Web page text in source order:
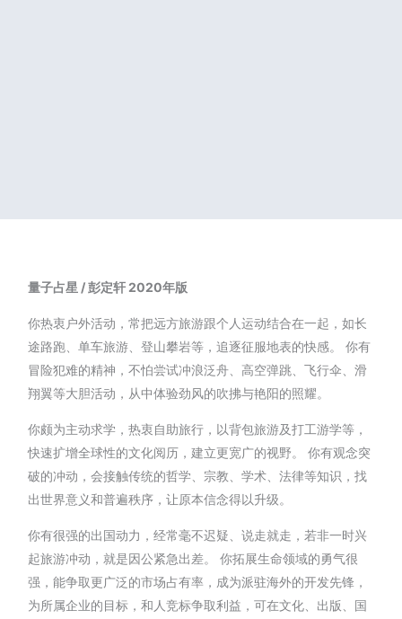
量子占星 /彭定轩 2020年版
你热衷户外活动，常把远方旅游跟个人运动结合在一起，如长
途路跑、单车旅游、登山攀岩等，追逐征服地表的快感。 你有
冒险犯难的精神，不怕尝试冲浪泛舟、高空弹跳、飞行伞、滑
翔翼等大胆活动，从中体验劲风的吹拂与艳阳的照耀。
你颇为主动求学，热衷自助旅行，以背包旅游及打工游学等，
快速扩增全球性的文化阅历，建立更宽广的视野。 你有观念突
破的冲动，会接触传统的哲学、宗教、学术、法律等知识，找
出世界意义和普遍秩序，让原本信念得以升级。
你有很强的出国动力，经常毫不迟疑、说走就走，若非一时兴
起旅游冲动，就是因公紧急出差。 你拓展生命领域的勇气很
强，能争取更广泛的市场占有率，成为派驻海外的开发先锋，
为所属企业的目标，和人竞标争取利益，可在文化、出版、国